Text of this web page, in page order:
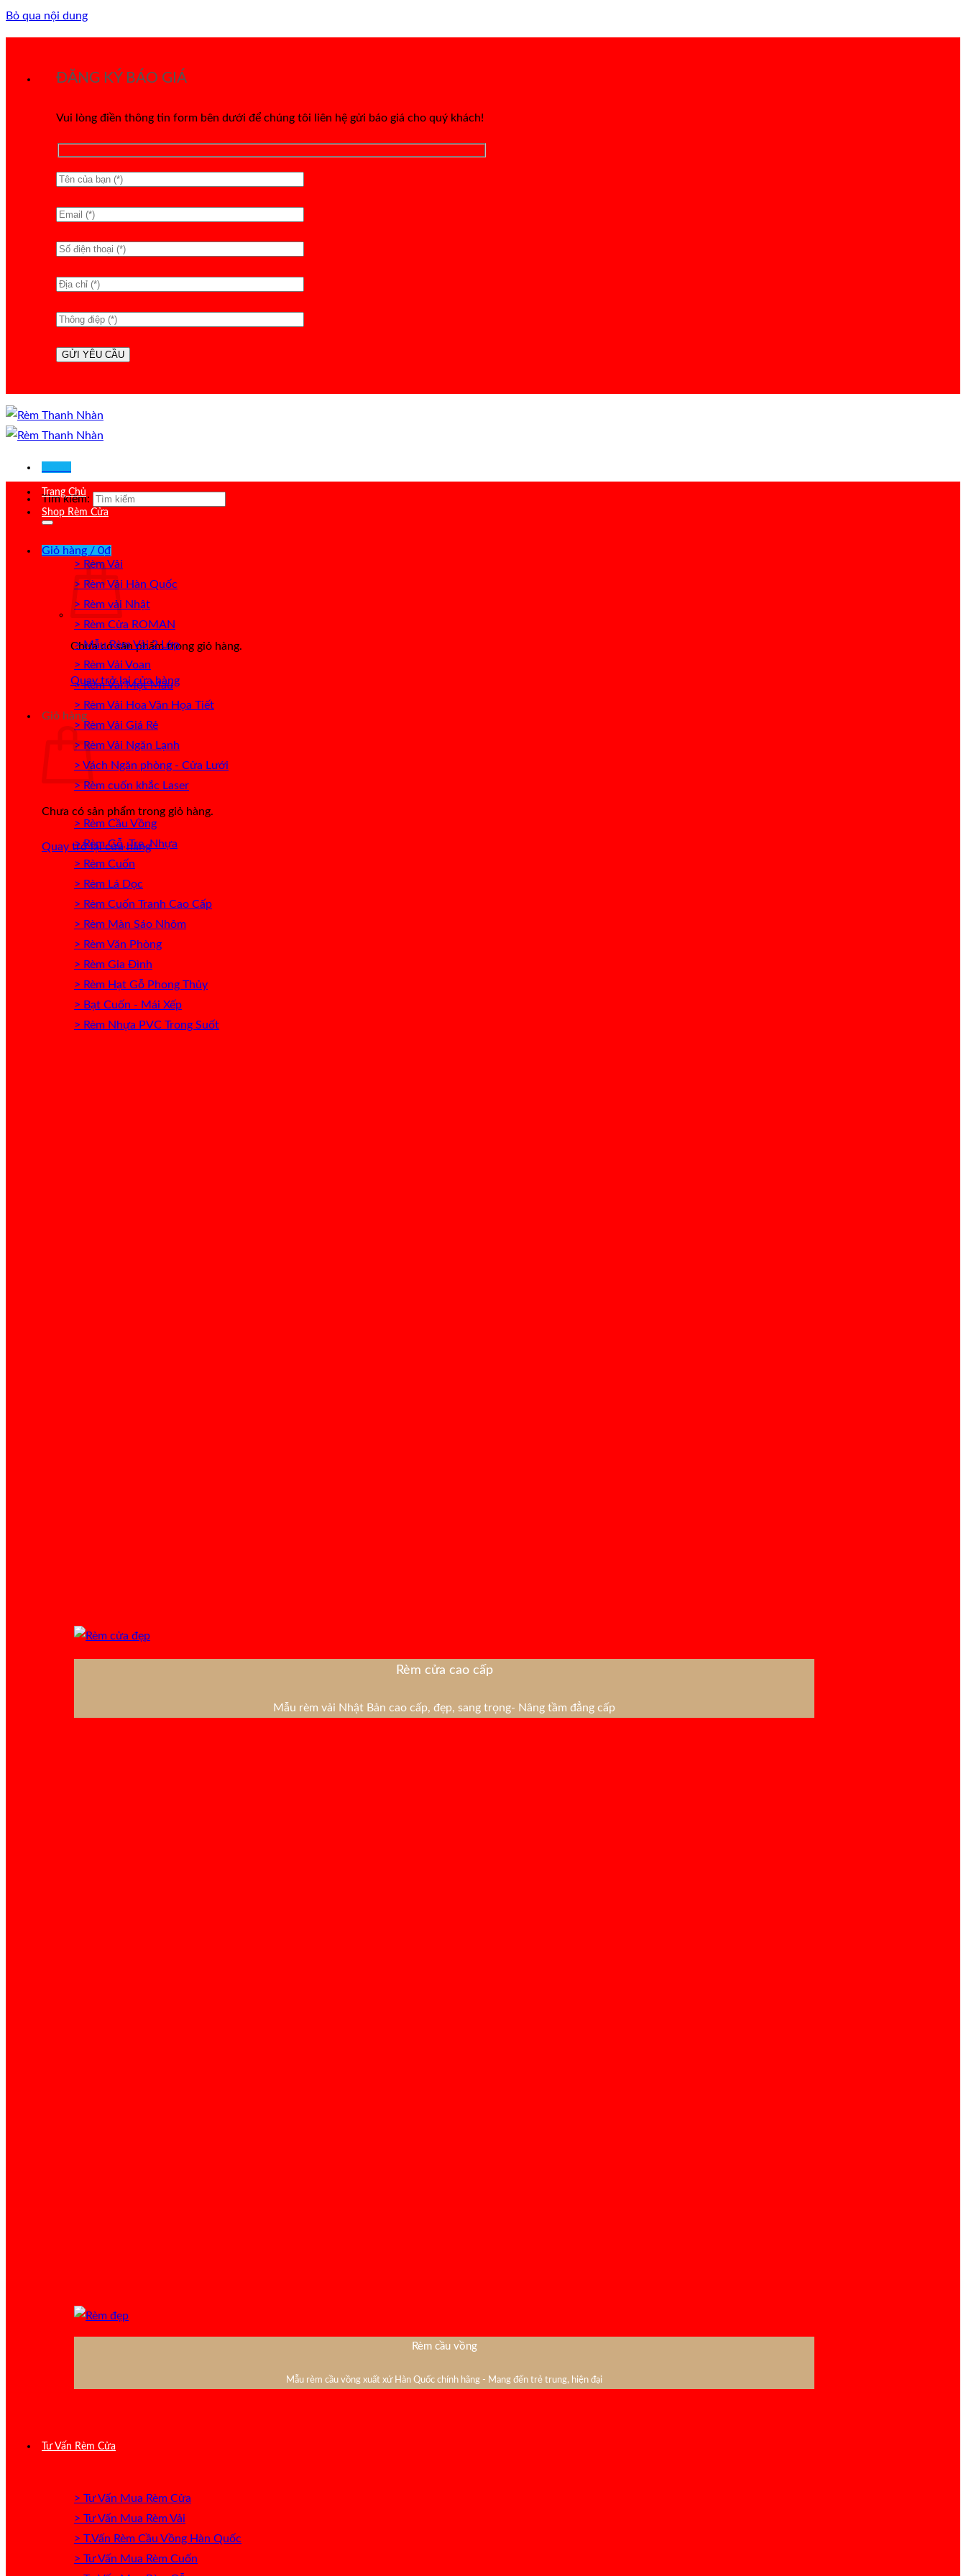
Bỏ qua nội dung
ĐĂNG KÝ BÁO GIÁ
Vui lòng điền thông tin form bên dưới để chúng tôi liên hệ gửi báo giá cho quý khách!
Tìm kiếm:
Giỏ hàng / 0₫
Chưa có sản phẩm trong giỏ hàng.
Quay trở lại cửa hàng
Giỏ hàng
Chưa có sản phẩm trong giỏ hàng.
Quay trở lại cửa hàng
Trang Chủ
Shop Rèm Cửa
> Rèm Vải
> Rèm Vải Hàn Quốc
> Rèm vải Nhật
> Rèm Cửa ROMAN
> Mẫu Rèm Vải 2 Lớp
> Rèm Vải Voan
> Rèm Vải Một Màu
> Rèm Vải Hoa Văn Họa Tiết
> Rèm Vải Giá Rẻ
> Rèm Vải Ngăn Lạnh
> Vách Ngăn phòng - Cửa Lưới
> Rèm cuốn khắc Laser
> Rèm Cầu Vồng
> Rèm Gỗ, Tre, Nhựa
> Rèm Cuốn
> Rèm Lá Dọc
> Rèm Cuốn Tranh Cao Cấp
> Rèm Màn Sáo Nhôm
> Rèm Văn Phòng
> Rèm Gia Đình
> Rèm Hạt Gỗ Phong Thủy
> Bạt Cuốn - Mái Xếp
> Rèm Nhựa PVC Trong Suốt
Rèm cửa cao cấp
Mẫu rèm vải Nhật Bản cao cấp, đẹp, sang trọng- Nâng tầm đẳng cấp
Rèm cầu vồng
Mẫu rèm cầu vồng xuất xứ Hàn Quốc chính hãng - Mang đến trẻ trung, hiện đại
Tư Vấn Rèm Cửa
> Tư Vấn Mua Rèm Cửa
> Tư Vấn Mua Rèm Vải
> T.Vấn Rèm Cầu Vồng Hàn Quốc
> Tư Vấn Mua Rèm Cuốn